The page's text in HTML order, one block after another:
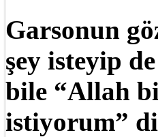
Garsonun
şey isteyip
bile “Allah
istiyorum”